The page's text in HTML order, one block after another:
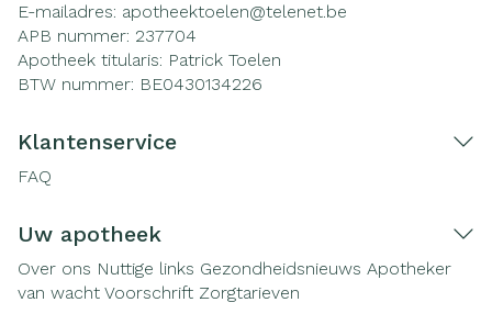
E-mailadres: apotheektoelen@telenet.be
APB nummer: 237704
Apotheek titularis: Patrick Toelen
BTW nummer: BE0430134226
Klantenservice
FAQ
Uw apotheek
Over ons Nuttige links Gezondheidsnieuws Apotheker
van wacht Voorschrift Zorgtarieven